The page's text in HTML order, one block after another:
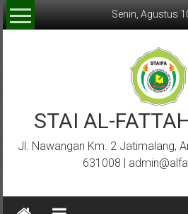
Lompat
ke
Senin, Agustus
STAI AL-
Jl. Nawangan Km. 2 Jatimalang,
631008 |